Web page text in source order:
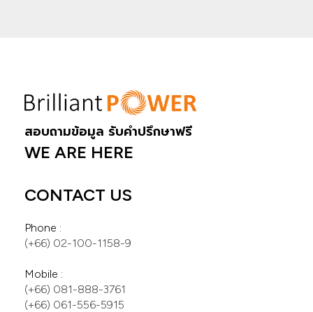
สอบถามข้อมูล รับคำปรึกษาฟรี
WE ARE HERE
CONTACT US
(+66) 081-888-3761
(+66) 061-556-5915